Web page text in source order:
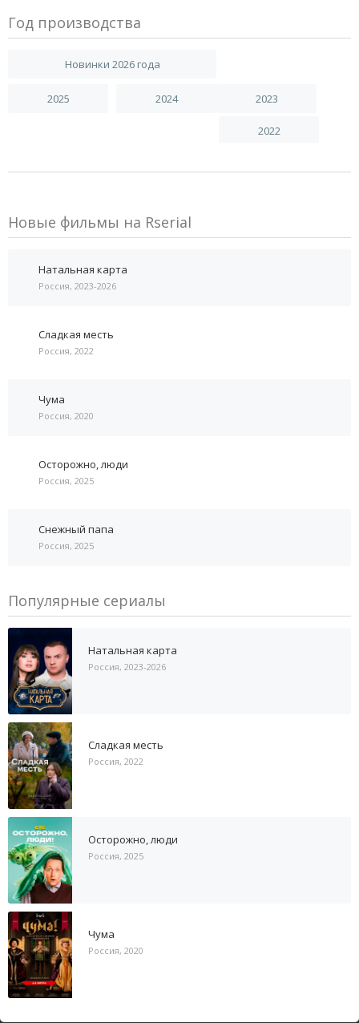
Год производства
Новинки 2026 года
2025 2024 2023
2022
Новые фильмы на Rserial
Натальная карта
Россия, 2023-2026
Сладкая месть
Россия, 2022
Чума
Россия, 2020
Осторожно, люди
Россия, 2025
Снежный папа
Россия, 2025
Популярные сериалы
Натальная карта
Россия, 2023-2026
Сладкая месть
Россия, 2022
Осторожно, люди
Россия, 2025
Чума
Россия, 2020